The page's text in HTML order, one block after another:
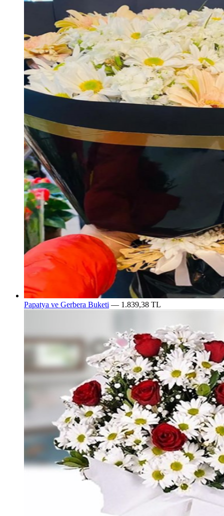
Papatya ve Gerbera Buketi — 1.839,38 TL